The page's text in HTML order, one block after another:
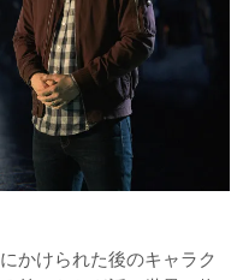
かけられた後のキャラク